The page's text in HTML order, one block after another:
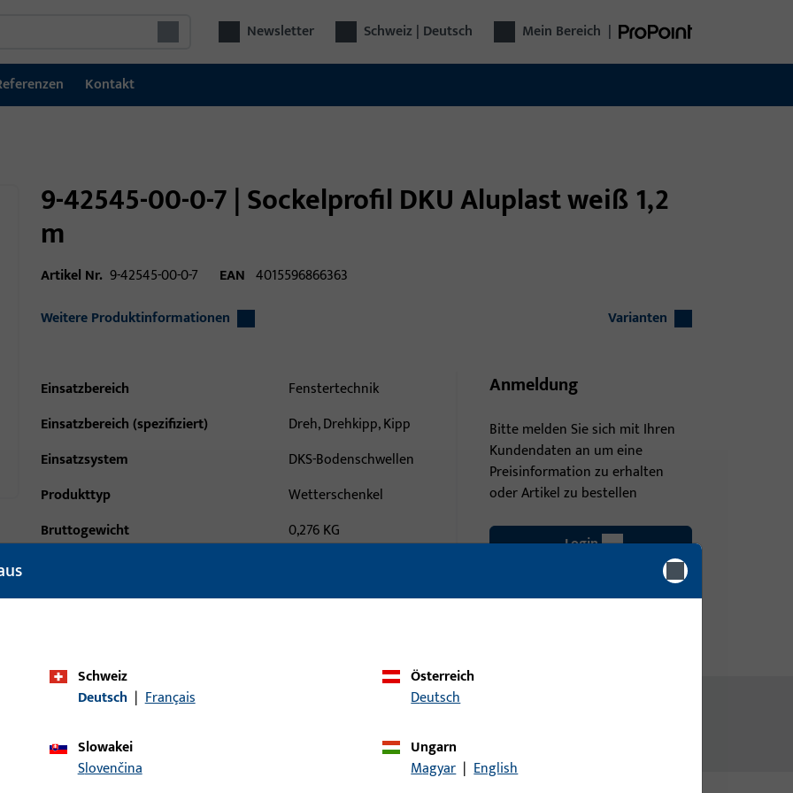
Newsletter Schweiz | Deutsch Mein Bereich |
Kontakt
9-42545-00-0-7 | Sockelprofil DKU Aluplast weiß 1,2
m
Artikel Nr. 9-42545-00-0-7 EAN 4015596866363
Weitere Produktinformationen
Varianten
Einsatzbereich
Fenstertechnik
Einsatzbereich (spezifiziert)
Dreh, Drehkipp, Kipp
Einsatzsystem
DKS-Bodenschwellen
Produkttyp
Wetterschenkel
Bruttogewicht
0,276 KG
Mindestbestelleinheit
1 ST
Anmeldung
Bitte melden Sie sich mit Ihren
Kundendaten an um eine
Preisinformation zu erhalten
oder Artikel zu bestellen
Login
Account erstellen
Schweiz
Deutsch | Français
Österreich
Deutsch
Slowakei
Slovenčina
Ungarn
Magyar | English